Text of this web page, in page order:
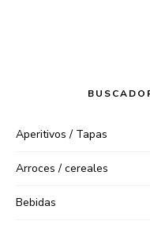
Aperitivos / Tapas
Arroces / cereales
Bebidas